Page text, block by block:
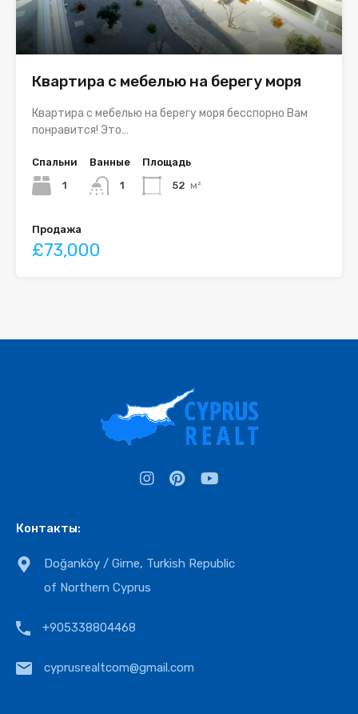
Квартира с мебелью на берегу моря
Квартира с мебелью на берегу моря бесспорно Вам
понравится! Это…
Спальни
1
Ванные
1
Площадь
52 м²
Продажа
£73,000
Контакты:
Doğanköy / Girne, Turkish Republic
of Northern Cyprus
+905338804468
cyprusrealtcom@gmail.com